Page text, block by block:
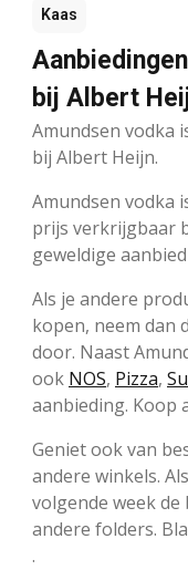
Kaas
bij Albert
Amundsen vodka
bij Albert Heijn.
Amundsen vodka
prijs verkrijgbaar
geweldige
Als je andere
kopen, neem dan
door. Naast
ook NOS, Pizza,
aanbieding. Koop
Geniet ook van
andere winkels.
volgende week
andere folders.
.